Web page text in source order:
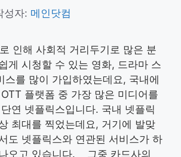
성자: 메인닷컴
인해 사회적 거리두기로 많은 분
게 시청할 수 있는 영화, 드라마 스
스를 많이 가입하였는데요, 국내에
플랫폼 중 가장 많은 미디어를
연 넷플릭스입니다. 국내 넷플릭
최대를 찍었는데요, 거기에 발맞
도 넷플릭스와 연관된 서비스가 하
오고 있습니다. 그중 카드사의